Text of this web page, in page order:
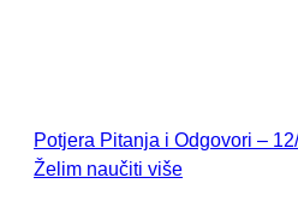
Potjera Pitanja i Odgovori –
Želim naučiti više